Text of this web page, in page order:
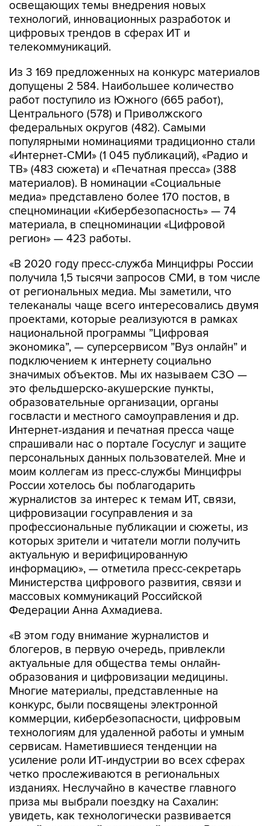
освещающих темы внедрения новых
технологий, инновационных разработок и
цифровых трендов в сферах ИТ и
телекоммуникаций.
Из 3 169 предложенных на конкурс материалов
допущены 2 584. Наибольшее количество
работ поступило из Южного (665 работ),
Центрального (578) и Приволжского
федеральных округов (482). Самыми
популярными номинациями традиционно стали
«Интернет-СМИ» (1 045 публикаций), «Радио и
ТВ» (483 сюжета) и «Печатная пресса» (388
материалов). В номинации «Социальные
медиа» представлено более 170 постов, в
спецноминации «Кибербезопасность» — 74
материала, в спецноминации «Цифровой
регион» — 423 работы.
«В 2020 году пресс-служба Минцифры России
получила 1,5 тысячи запросов СМИ, в том числе
от региональных медиа. Мы заметили, что
телеканалы чаще всего интересовались двумя
проектами, которые реализуются в рамках
национальной программы ”Цифровая
экономика”, — суперсервисом ”Вуз онлайн” и
подключением к интернету социально
значимых объектов. Мы их называем СЗО —
это фельдшерско-акушерские пункты,
образовательные организации, органы
госвласти и местного самоуправления и др.
Интернет-издания и печатная пресса чаще
спрашивали нас о портале Госуслуг и защите
персональных данных пользователей. Мне и
моим коллегам из пресс-службы Минцифры
России хотелось бы поблагодарить
журналистов за интерес к темам ИТ, связи,
цифровизации госуправления и за
профессиональные публикации и сюжеты, из
которых зрители и читатели могли получить
актуальную и верифицированную
информацию», — отметила пресс-секретарь
Министерства цифрового развития, связи и
массовых коммуникаций Российской
Федерации Анна Ахмадиева.
«В этом году внимание журналистов и
блогеров, в первую очередь, привлекли
актуальные для общества темы онлайн-
образования и цифровизации медицины.
Многие материалы, представленные на
конкурс, были посвящены электронной
коммерции, кибербезопасности, цифровым
технологиям для удаленной работы и умным
сервисам. Наметившиеся тенденции на
усиление роли ИТ-индустрии во всех сферах
четко прослеживаются в региональных
изданиях. Неслучайно в качестве главного
приза мы выбрали поездку на Сахалин:
увидеть, как технологически развивается